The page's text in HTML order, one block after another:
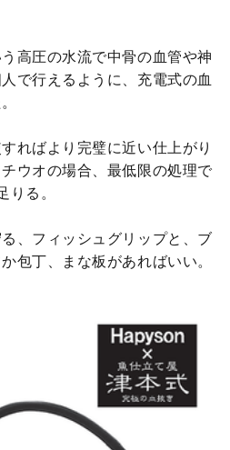
高圧の水流で中骨の血管や神
で行えるように、充電式の血
ればより完璧に近い仕上がり
ウオの場合、最低限の処理で
りる。
、フィッシュグリップと、ブ
包丁、まな板があればいい。